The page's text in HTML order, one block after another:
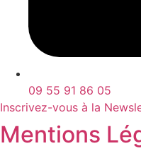
09 55 91 86 05
Inscrivez-vous à la
Mentions